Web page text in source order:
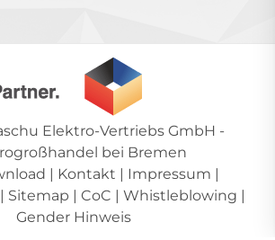
Elektro-Vertriebs GmbH -
bei Bremen
| Kontakt | Impressum |
Sitemap | CoC | Whistleblowing |
Gender Hinweis